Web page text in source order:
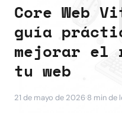
Core Web
guía
mejorar el
tu web
21 de mayo de 2026·8 min de